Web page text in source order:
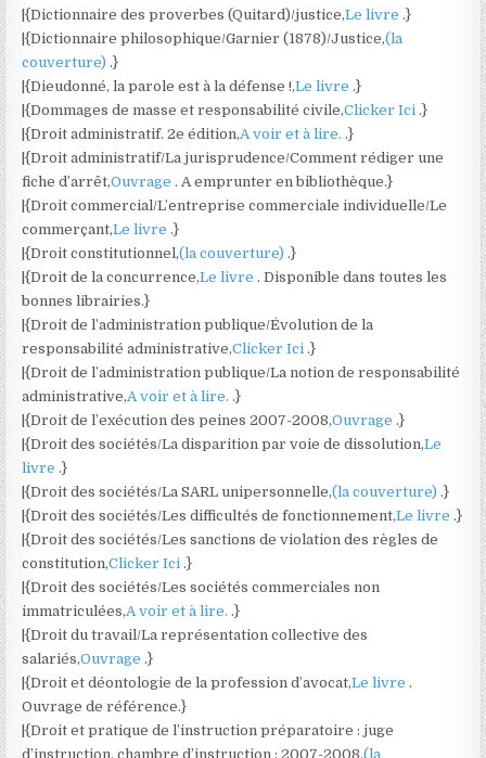
|{Dictionnaire des proverbes (Quitard)/justice,Le livre.}
|{Dictionnaire philosophique/Garnier (1878)/Justice,(la
couverture).}
|{Dieudonné, la parole est à la défense !,Le livre.}
|{Dommages de masse et responsabilité civile,Clicker Ici.}
|{Droit administratif. 2e édition,A voir et à lire..}
|{Droit administratif/La jurisprudence/Comment rédiger une
fiche d’arrêt,Ouvrage. A emprunter en bibliothèque.}
|{Droit commercial/L’entreprise commerciale individuelle/Le
commerçant,Le livre.}
|{Droit constitutionnel,(la couverture).}
|{Droit de la concurrence,Le livre. Disponible dans toutes les
bonnes librairies.}
|{Droit de l’administration publique/Évolution de la
responsabilité administrative,Clicker Ici.}
|{Droit de l’administration publique/La notion de responsabilité
administrative,A voir et à lire..}
|{Droit de l’exécution des peines 2007-2008,Ouvrage.}
|{Droit des sociétés/La disparition par voie de dissolution,Le
livre.}
|{Droit des sociétés/La SARL unipersonnelle,(la couverture).}
|{Droit des sociétés/Les difficultés de fonctionnement,Le livre.}
|{Droit des sociétés/Les sanctions de violation des règles de
constitution,Clicker Ici.}
|{Droit des sociétés/Les sociétés commerciales non
immatriculées,A voir et à lire..}
|{Droit du travail/La représentation collective des
salariés,Ouvrage.}
|{Droit et déontologie de la profession d’avocat,Le livre.
Ouvrage de référence.}
|{Droit et pratique de l’instruction préparatoire : juge
d’instruction, chambre d’instruction : 2007-2008,(la